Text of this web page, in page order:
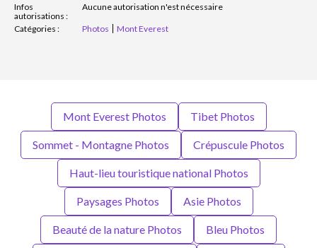
Infos
autorisations :
Aucune autorisation n'est nécessaire
Catégories : Photos Mont Everest
Mont Everest Photos Tibet Photos
Sommet - Montagne Photos Crépuscule Photos
Haut-lieu touristique national Photos
Paysages Photos Asie Photos
Beauté de la nature Photos Bleu Photos